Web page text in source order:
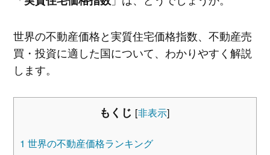
世界の不動産価格と実質住宅価格指数、不動産売
買・投資に適した国について、わかりやすく解説
します。
もくじ [非表示]
1 世界の不動産価格ランキング